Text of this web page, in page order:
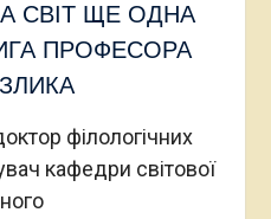
СВІТ ЩЕ ОДНА
ПРОФЕСОРА
філологічних
кафедри світової